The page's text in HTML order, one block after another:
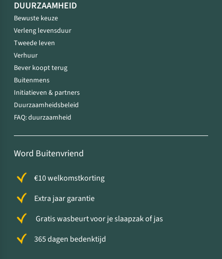
DUURZAAMHEID
Bewuste keuze
Verleng levensduur
Tweede leven
Verhuur
Bever koopt terug
Buitenmens
Initiatieven & partners
Duurzaamheidsbeleid
FAQ: duurzaamheid
Word Buitenvriend
€10 welkomstkorting
Extra jaar garantie
Gratis wasbeurt voor je slaapzak of jas
365 dagen bedenktijd